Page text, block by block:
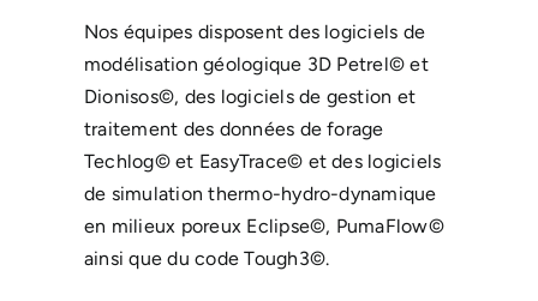
Nos équipes disposent des logiciels de
modélisation géologique 3D Petrel© et
Dionisos©, des logiciels de gestion et
traitement des données de forage
Techlog© et EasyTrace© et des logiciels
de simulation thermo-hydro-dynamique
en milieux poreux Eclipse©, PumaFlow©
ainsi que du code Tough3©.